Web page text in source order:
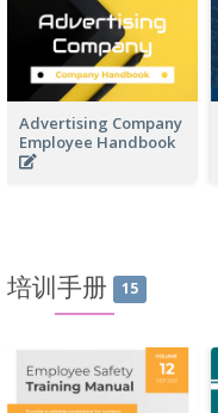
Advertising Company
Employee Handbook
培训手册 15